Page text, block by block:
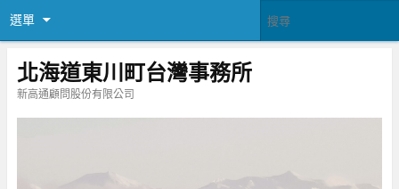
選單
北海道東川町台灣事務所
新高通顧問股份有限公司